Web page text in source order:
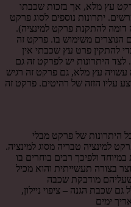
עץ מלא, אך בזכות שכבתו
יתרונות נוספים לסוג פרקט
להתקנת פרקט למינציה).
הנוצרים משימוש בו. פרקט זה
להתקין פרט עץ שכבתי אין
היתרונות יש לפרקט זה גם
עשויה עץ מלא, גם פרקט זה רגיש
עליו הזזה של רהיטים. פרקט זה
היתרונות של פרקט מבלי
למינציה טבריה מסוג למינציה.
ולפיכך רבים בוחרים בו
בצורה תעשייתית והוא מכיל
מודבקת שכבה
שכבת הגנה – ציפוי ניילון,
ימים